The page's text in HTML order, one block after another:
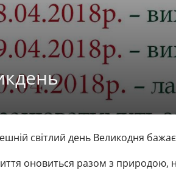
світлий день Великодня
оновиться разом з природою,